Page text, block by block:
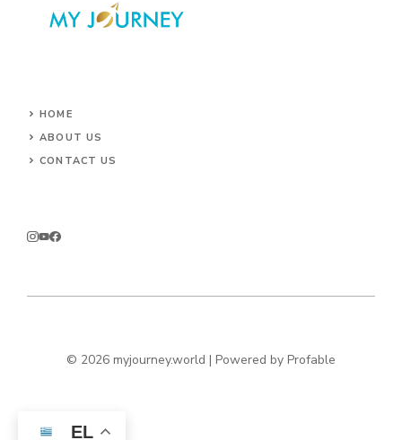
HOME
ABOUT US
CONTACT US
© 2026 myjourney.world | Powered by Profable
EL